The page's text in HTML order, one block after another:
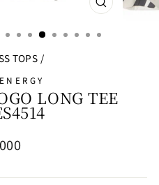
閉
TOPS /
LONG TEE